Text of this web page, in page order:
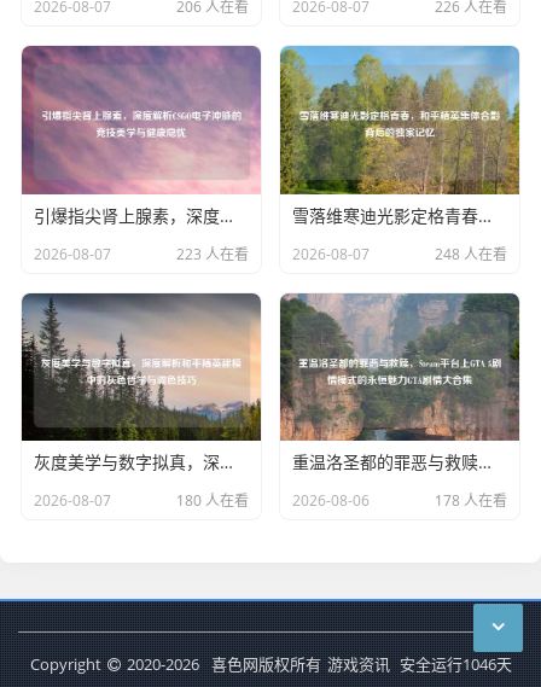
2026-08-07 206 人在看 2026-08-07 226 人在看
引爆指尖肾上腺素，深度解析CSGO电子冲脉的竞技美学与健康隐忧
2026-08-07 223 人在看
雪落维寒迪光影定格青春，和平精英集体合影背后的独家记忆
2026-08-07 248 人在看
灰度美学与数字拟真，深度解析和平精英建模中的灰色哲学与调色技巧
2026-08-07 180 人在看
重温洛圣都的罪恶与救赎，Steam平台上GTA 5剧情模式的永恒魅力GTA剧情大合集
2026-08-06 178 人在看
Copyright 2020-2026 喜色网版权所有 游戏资讯 安全运行1046天